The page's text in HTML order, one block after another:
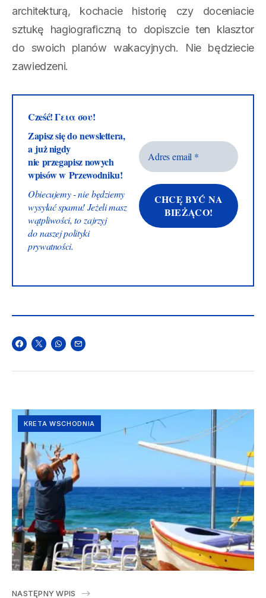
architekturą, kochacie historię czy doceniacie
sztukę hagiograficzną to dopiszcie ten klasztor
do swoich planów wakacyjnych. Nie będziecie
zawiedzeni.
Cześć! Γεια σου!
Zapisz się do newslettera,
a już nigdy
nie przegapisz nowych
wpisów w Przewodniku!
Obiecujemy - nie będziemy
wysyłać spamu! Jeżeli masz
wątpliwości, to zajrzyj
do naszejpolityki
prywatności.
KRETA WSCHODNIA
NASTĘPNY WPIS